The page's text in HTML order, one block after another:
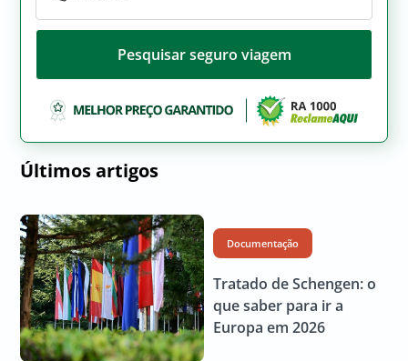
Pesquisar seguro viagem
Últimos artigos
Documentação
Tratado de Schengen: o
que saber para ir a
Europa em 2026